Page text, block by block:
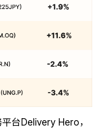
台Delivery Hero，